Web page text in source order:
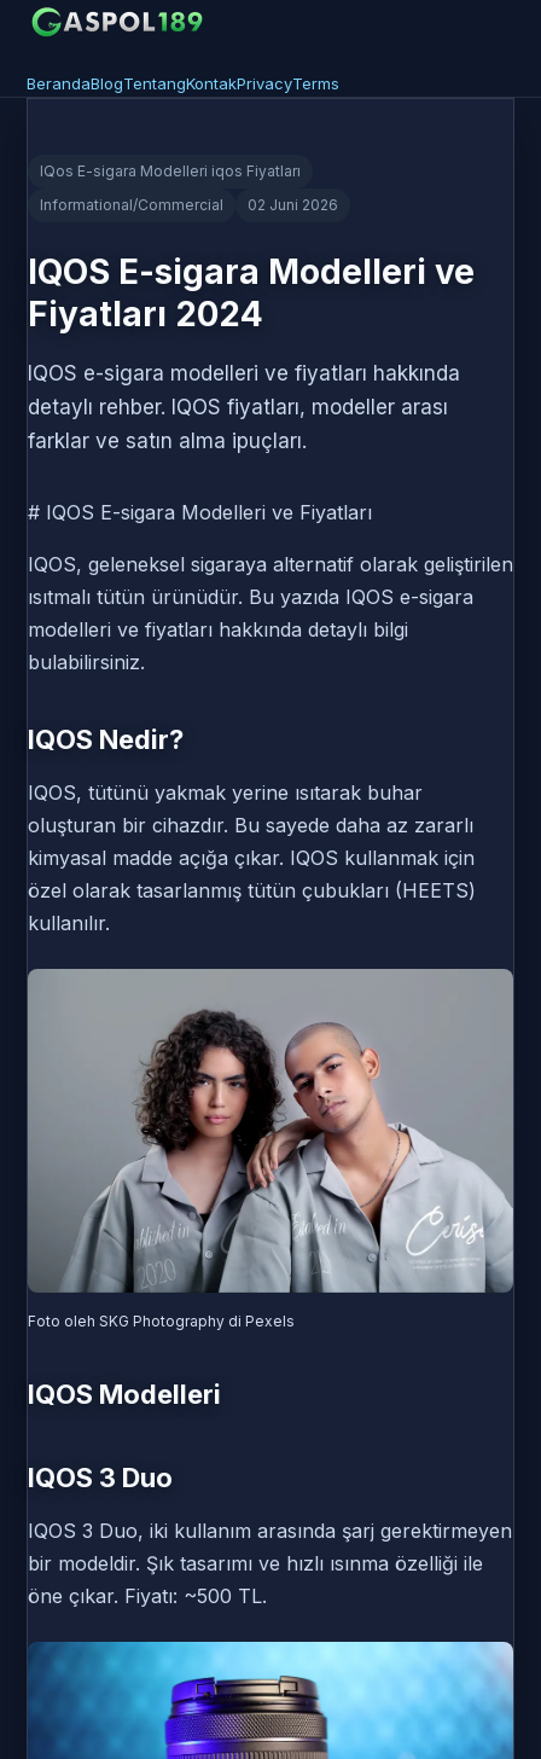
BerandaBlogTentangKontakPrivacyTerms
IQos E-sigara Modelleri iqos Fiyatları
Informational/Commercial
02 Juni 2026
IQOS E-sigara Modelleri ve
Fiyatları 2024
IQOS e-sigara modelleri ve fiyatları hakkında
detaylı rehber. IQOS fiyatları, modeller arası
farklar ve satın alma ipuçları.
# IQOS E-sigara Modelleri ve Fiyatları
IQOS, geleneksel sigaraya alternatif olarak geliştirilen
ısıtmalı tütün ürünüdür. Bu yazıda IQOS e-sigara
modelleri ve fiyatları hakkında detaylı bilgi
bulabilirsiniz.
IQOS Nedir?
IQOS, tütünü yakmak yerine ısıtarak buhar
oluşturan bir cihazdır. Bu sayede daha az zararlı
kimyasal madde açığa çıkar. IQOS kullanmak için
özel olarak tasarlanmış tütün çubukları (HEETS)
kullanılır.
Foto oleh SKG Photography di Pexels
IQOS Modelleri
IQOS 3 Duo
IQOS 3 Duo, iki kullanım arasında şarj gerektirmeyen
bir modeldir. Şık tasarımı ve hızlı ısınma özelliği ile
öne çıkar. Fiyatı: ~500 TL.